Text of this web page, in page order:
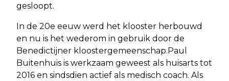
gesloopt.
In de 20e eeuw werd het klooster herbouwd
en nu is het wederom in gebruik door de
Benedictijner kloostergemeenschap.Paul
Buitenhuis is werkzaam geweest als huisarts tot
2016 en sindsdien actief als medisch coach. Als